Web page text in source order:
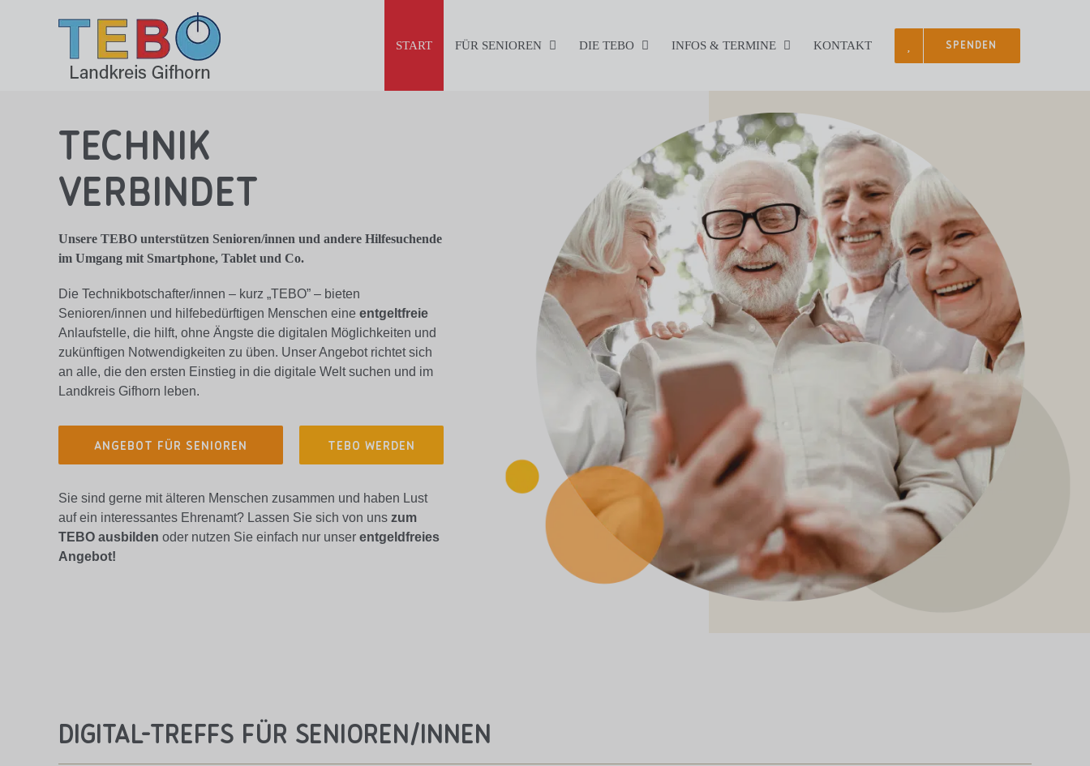
START FÜR SENIOREN DIE TEBO INFOS & TERMINE KONTAKT SPENDEN
Technik
verbindet
Unsere TEBO unterstützen Senioren/innen und andere Hilfesuchende
im Umgang mit Smartphone, Tablet und Co.
Die Technikbotschafter/innen – kurz „TEBO” – bieten
Senioren/innen und hilfebedürftigen Menschen eine entgeltfreie
Anlaufstelle, die hilft, ohne Ängste die digitalen Möglichkeiten und
zukünftigen Notwendigkeiten zu üben. Unser Angebot richtet sich
an alle, die den ersten Einstieg in die digitale Welt suchen und im
Landkreis Gifhorn leben.
ANGEBOT FÜR SENIOREN TEBO WERDEN
Sie sind gerne mit älteren Menschen zusammen und haben Lust
auf ein interessantes Ehrenamt? Lassen Sie sich von uns zum
TEBO ausbilden oder nutzen Sie einfach nur unser entgeldfreies
Angebot!
Digital-Treffs für Senioren/innen